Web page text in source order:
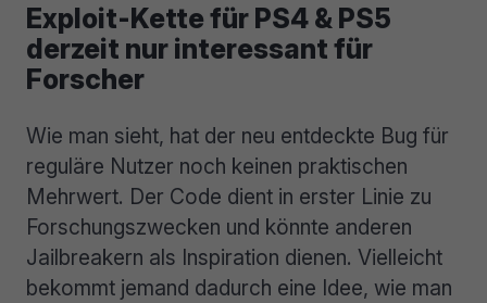
Exploit-Kette für PS4 & PS5
derzeit nur interessant für
Forscher
Wie man sieht, hat der neu entdeckte Bug für
reguläre Nutzer noch keinen praktischen
Mehrwert. Der Code dient in erster Linie zu
Forschungszwecken und könnte anderen
Jailbreakern als Inspiration dienen. Vielleicht
bekommt jemand dadurch eine Idee, wie man